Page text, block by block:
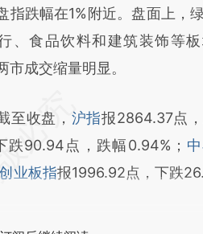
指跌幅在1%附近。盘面上，
、食品饮料和建筑装饰等
市成交缩量明显。
收盘， 沪指报2864.37点
跌90.94点，跌幅0.94%；
业板指报1996.92点，下跌